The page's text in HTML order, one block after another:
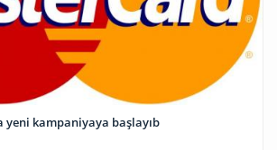
yeni kampaniyaya başlayıb